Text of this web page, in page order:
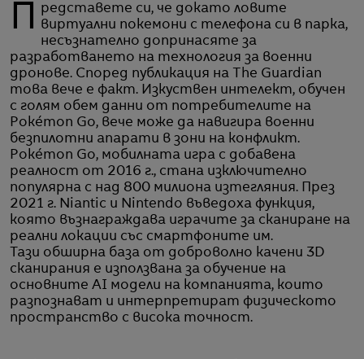
Представете си, че докато ловите
виртуални покемони с телефона си в парка,
несъзнателно допринасяте за
разработването на технология за военни
дронове. Според публикация на The Guardian
това вече е факт. Изкуствен интелект, обучен
с голям обем данни от потребителите на
Pokémon Go, вече може да навигира военни
безпилотни апарати в зони на конфликт.
Pokémon Go, мобилната игра с добавена
реалност от 2016 г., стана изключително
популярна с над 800 милиона изтегляния. През
2021 г. Niantic и Nintendo въведоха функция,
която възнаграждава играчите за сканиране на
реални локации със смартфоните им.
Тази обширна база от доброволно качени 3D
сканирания е използвана за обучение на
основните AI модели на компанията, които
разпознават и интерпретират физическото
пространство с висока точност.